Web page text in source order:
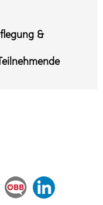
&
ÖBB Corporate Blog
LinkedIn